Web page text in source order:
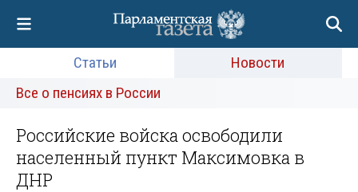
Статьи
Новости
Все о пенсиях в России
Российские войска освободили
населенный пункт Максимовка в
ДНР